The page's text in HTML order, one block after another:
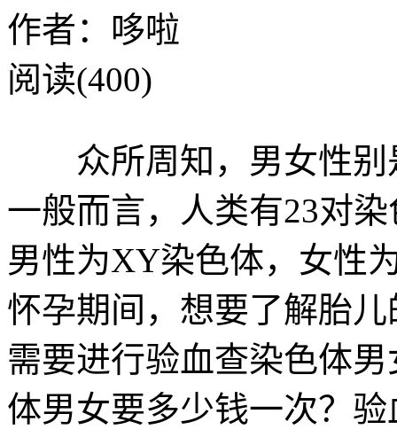
作者：哆啦
阅读(400)
众所周知，男女性别
一般而言，人类有23对
男性为XY染色体，女性
怀孕期间，想要了解胎
需要进行验血查染色体
体男女要多少钱一次？